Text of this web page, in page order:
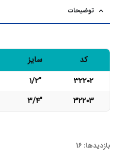
توضیحات
کد سایز
۳۲۲۰۲
۱/۲"
۳۲۲۰۳
۳/۴"
بازدیدها: 16